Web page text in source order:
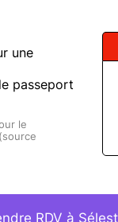
une
passeport
le
RDV à